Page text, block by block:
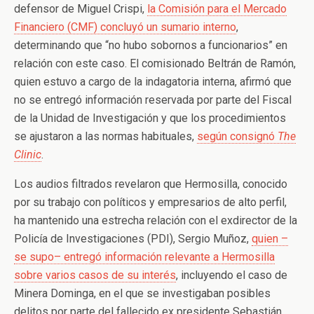
defensor de Miguel Crispi, la Comisión para el Mercado
Financiero (CMF) concluyó un sumario interno,
determinando que “no hubo sobornos a funcionarios” en
relación con este caso. El comisionado Beltrán de Ramón,
quien estuvo a cargo de la indagatoria interna, afirmó que
no se entregó información reservada por parte del Fiscal
de la Unidad de Investigación y que los procedimientos
se ajustaron a las normas habituales, según consignó The
Clinic.
Los audios filtrados revelaron que Hermosilla, conocido
por su trabajo con políticos y empresarios de alto perfil,
ha mantenido una estrecha relación con el exdirector de la
Policía de Investigaciones (PDI), Sergio Muñoz, quien –
se supo– entregó información relevante a Hermosilla
sobre varios casos de su interés, incluyendo el caso de
Minera Dominga, en el que se investigaban posibles
delitos por parte del fallecido ex presidente Sebastián